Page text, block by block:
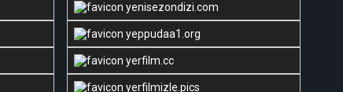
yenisezondizi.com
yeppudaa1.org
yerfilm.cc
yerfilmizle.pics